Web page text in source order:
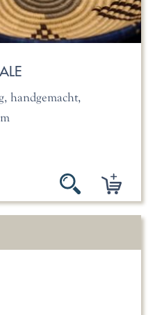
handgemacht,